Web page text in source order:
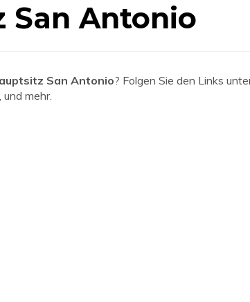
San Antonio
San Antonio? Folgen Sie den Links
mehr.